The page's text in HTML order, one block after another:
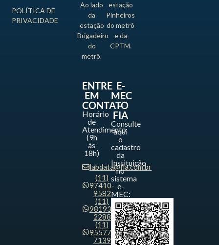
POLÍTICA DE
PRIVACIDADE
Ao lado
da
estação
Brigadeiro
do
metrô.
estação
Pinheiros
do metrô
e da
CPTM.
ENTRE
EM
CONTATO
Horário
de
Atendimento
(9h
às
18h)
labdata@fia.com.br
(11)
97410-
9582
(11)
98193-
2288
(11)
95577-
7139
E-
MEC
-
FIA
Consulte
aqui
o
cadastro
da
Instituição
no
sistema
e-
MEC: